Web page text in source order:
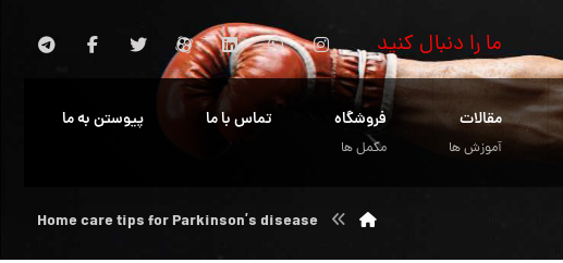
ما را دنبال کنید
مقالات
آموزش ها
فروشگاه
مکمل ها
تماس با ما پیوستن به ما
Home care tips for Parkinson’s disease